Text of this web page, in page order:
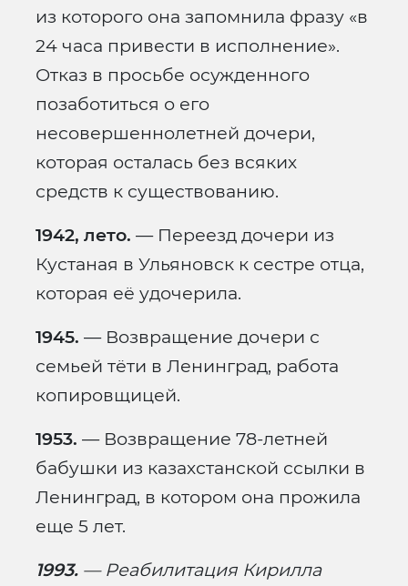
из которого она запомнила фразу «в
24 часа привести в исполнение».
Отказ в просьбе осужденного
позаботиться о его
несовершеннолетней дочери,
которая осталась без всяких
средств к существованию.
1942, лето. — Переезд дочери из
Кустаная в Ульяновск к сестре отца,
которая её удочерила.
1945. — Возвращение дочери с
семьей тёти в Ленинград, работа
копировщицей.
1953. — Возвращение 78-летней
бабушки из казахстанской ссылки в
Ленинград, в котором она прожила
еще 5 лет.
1993. — Реабилитация Кирилла